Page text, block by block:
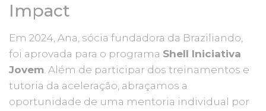
Impact
Em 2024, Ana, sócia fundadora da Braziliando,
foi aprovada para o programa Shell Iniciativa
Jovem. Além de participar dos treinamentos e
tutoria da aceleração, abraçamos a
oportunidade de uma mentoria individual por